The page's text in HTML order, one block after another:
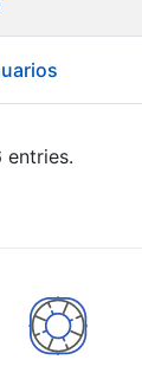
entries.